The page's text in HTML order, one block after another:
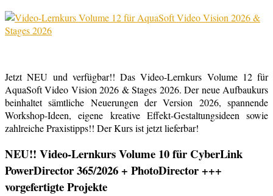
Jetzt NEU und verfügbar!! Das Video-Lernkurs Volume 12 für
AquaSoft Video Vision 2026 & Stages 2026. Der neue Aufbaukurs
beinhaltet sämtliche Neuerungen der Version 2026, spannende
Workshop-Ideen, eigene kreative Effekt-Gestaltungsideen sowie
zahlreiche Praxistipps!! Der Kurs ist jetzt lieferbar!
NEU!! Video-Lernkurs Volume 10 für CyberLink
PowerDirector 365/2026 + PhotoDirector +++
vorgefertigte Projekte